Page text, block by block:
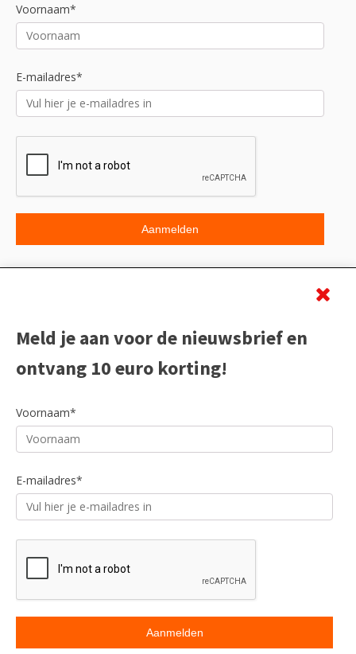
Voornaam*
E-mailadres*
Meld je aan voor de nieuwsbrief en
ontvang 10 euro korting!
Voornaam*
E-mailadres*